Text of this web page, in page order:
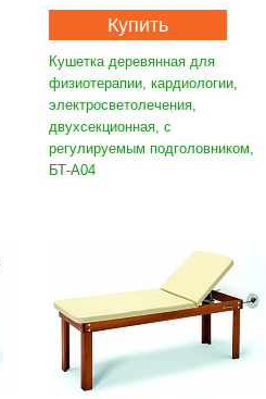
Купить
Кушетка деревянная для
физиотерапии, кардиологии,
электросветолечения,
двухсекционная, с
регулируемым подголовником,
БТ-А04